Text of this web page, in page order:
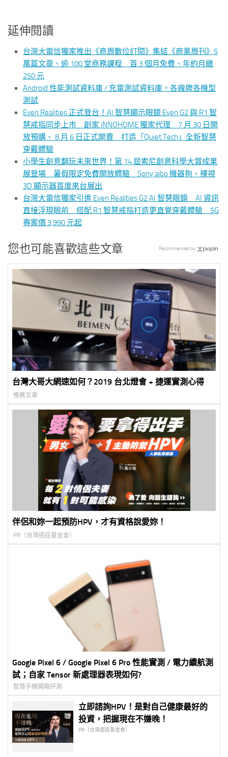
延伸閱讀
台灣大電信獨家推出《商周數位訂閱》集結《商業周刊》5
萬篇文章、逾 100 堂商務課程 首 3 個月免費、年約月繳
250 元
Android 性能測試資料庫 / 充電測試資料庫，各廠牌各機型
測試
Even Realities 正式登台！AI 智慧顯示眼鏡 Even G2 與 R1 智
慧戒指同步上市 創家 iNNOHOME 獨家代理 7 月 30 日開
放預購、 8 月 6 日正式開賣 打造「Quiet Tech」全新智慧
穿戴體驗
小學生創意翻玩未來世界！第 14 屆索尼創意科學大賞成果
展登場 暑假限定免費開放體驗 Sony aibo 機器狗、裸視
3D 顯示器首度來台展出
台灣大電信獨家引進 Even Realities G2 AI 智慧眼鏡 AI 資訊
直接浮現眼前 搭配 R1 智慧戒指打造更直覺穿戴體驗 5G
專案價 3,990 元起
您也可能喜歡這些文章
台灣大哥大網速如何？2019 台北燈會 + 捷運實測心得
推薦文章
伴侶和妳一起預防HPV，才有資格說愛妳！
PR（台灣癌症基金會）
Google Pixel 6 / Google Pixel 6 Pro 性能實測 / 電力續航測
試；自家 Tensor 新處理器表現如何?
智慧手機開箱評測
立即諮詢HPV！是對自己健康最好的
投資，把握現在不嫌晚！
PR（台灣癌症基金會）
Recommended by